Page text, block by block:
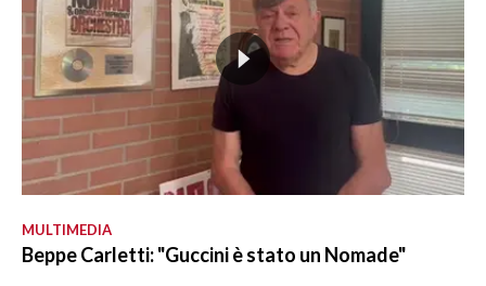
MULTIMEDIA
Beppe Carletti: "Guccini è stato un Nomade"